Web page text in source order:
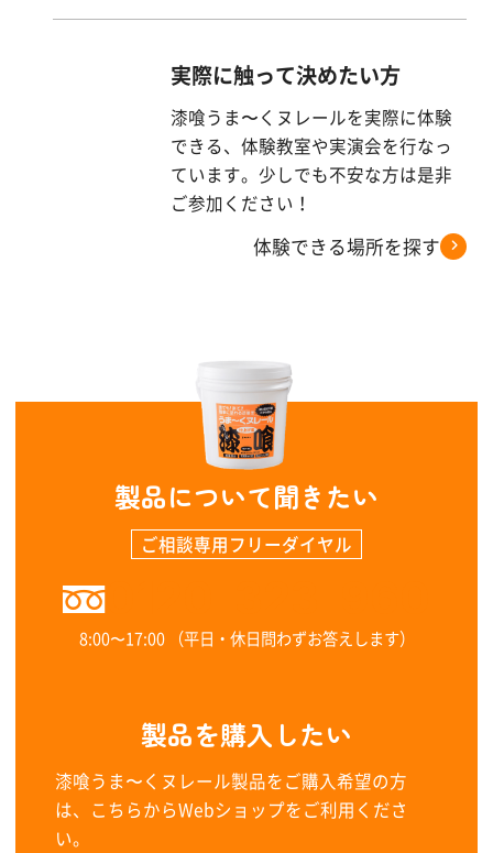
実際に触って決めたい方
漆喰うま〜くヌレールを実際に体験
できる、体験教室や実演会を行なっ
ています。少しでも不安な方は是非
ご参加ください！
体験できる場所を探す
製品について聞きたい
ご相談専用フリーダイヤル
0120-323-960
8:00〜17:00 （平日・休日問わずお答えします）
製品を購入したい
漆喰うま〜くヌレール製品をご購入希望の方
は、こちらからWebショップをご利用くださ
い。